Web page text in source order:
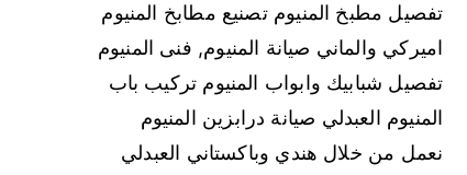
تفصيل مطبخ المنيوم تصنيع مطابخ المنيوم
اميركي والماني صيانة المنيوم, فنى المنيوم
تفصيل شبابيك وابواب المنيوم تركيب باب
المنيوم العبدلي صيانة درابزين المنيوم
نعمل من خلال هندي وباكستاني العبدلي